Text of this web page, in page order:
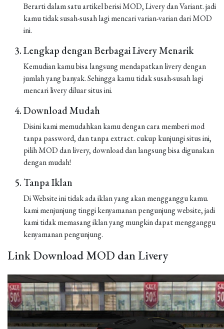
Berarti dalam satu artikel berisi MOD, Livery dan Variant. jadi
kamu tidak susah-susah lagi mencari varian-varian dari MOD
ini.
Lengkap dengan Berbagai Livery Menarik
Kemudian kamu bisa langsung mendapatkan livery dengan
jumlah yang banyak. Sehingga kamu tidak susah-susah lagi
mencari livery diluar situs ini.
Download Mudah
Disini kami memudahkan kamu dengan cara memberi mod
tanpa password, dan tanpa extract. cukup kunjungi situs ini,
pilih MOD dan livery, download dan langsung bisa digunakan
dengan mudah!
Tanpa Iklan
Di Website ini tidak ada iklan yang akan mengganggu kamu.
kami menjunjung tinggi kenyamanan pengunjung website, jadi
kami tidak memasang iklan yang mungkin dapat mengganggu
kenyamanan pengunjung.
Link Download MOD dan Livery